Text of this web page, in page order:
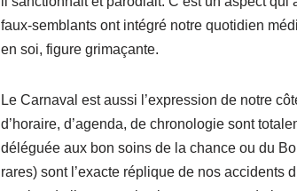
faux-semblants ont intégré notre quotidien
en soi, figure grimaçante.
Le Carnaval est aussi l’expression de notre
d’horaire, d’agenda, de chronologie sont
déléguée aux bon soins de la chance ou du
rares) sont l’exacte réplique de nos accidents